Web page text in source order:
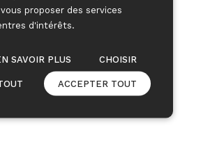
proposer des services
d'intérêts.
SAVOIR PLUS CHOISIR
ACCEPTER TOUT